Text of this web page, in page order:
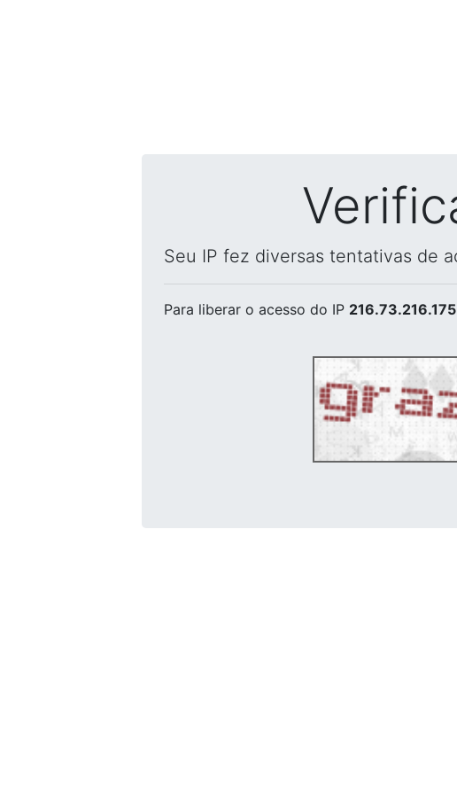
Seu IP fez diversas tentativas de
Para liberar o acesso do IP 216.73.216.175